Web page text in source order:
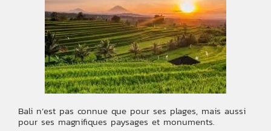
Bali n’est pas connue que pour ses plages, mais aussi
pour ses magnifiques paysages et monuments.